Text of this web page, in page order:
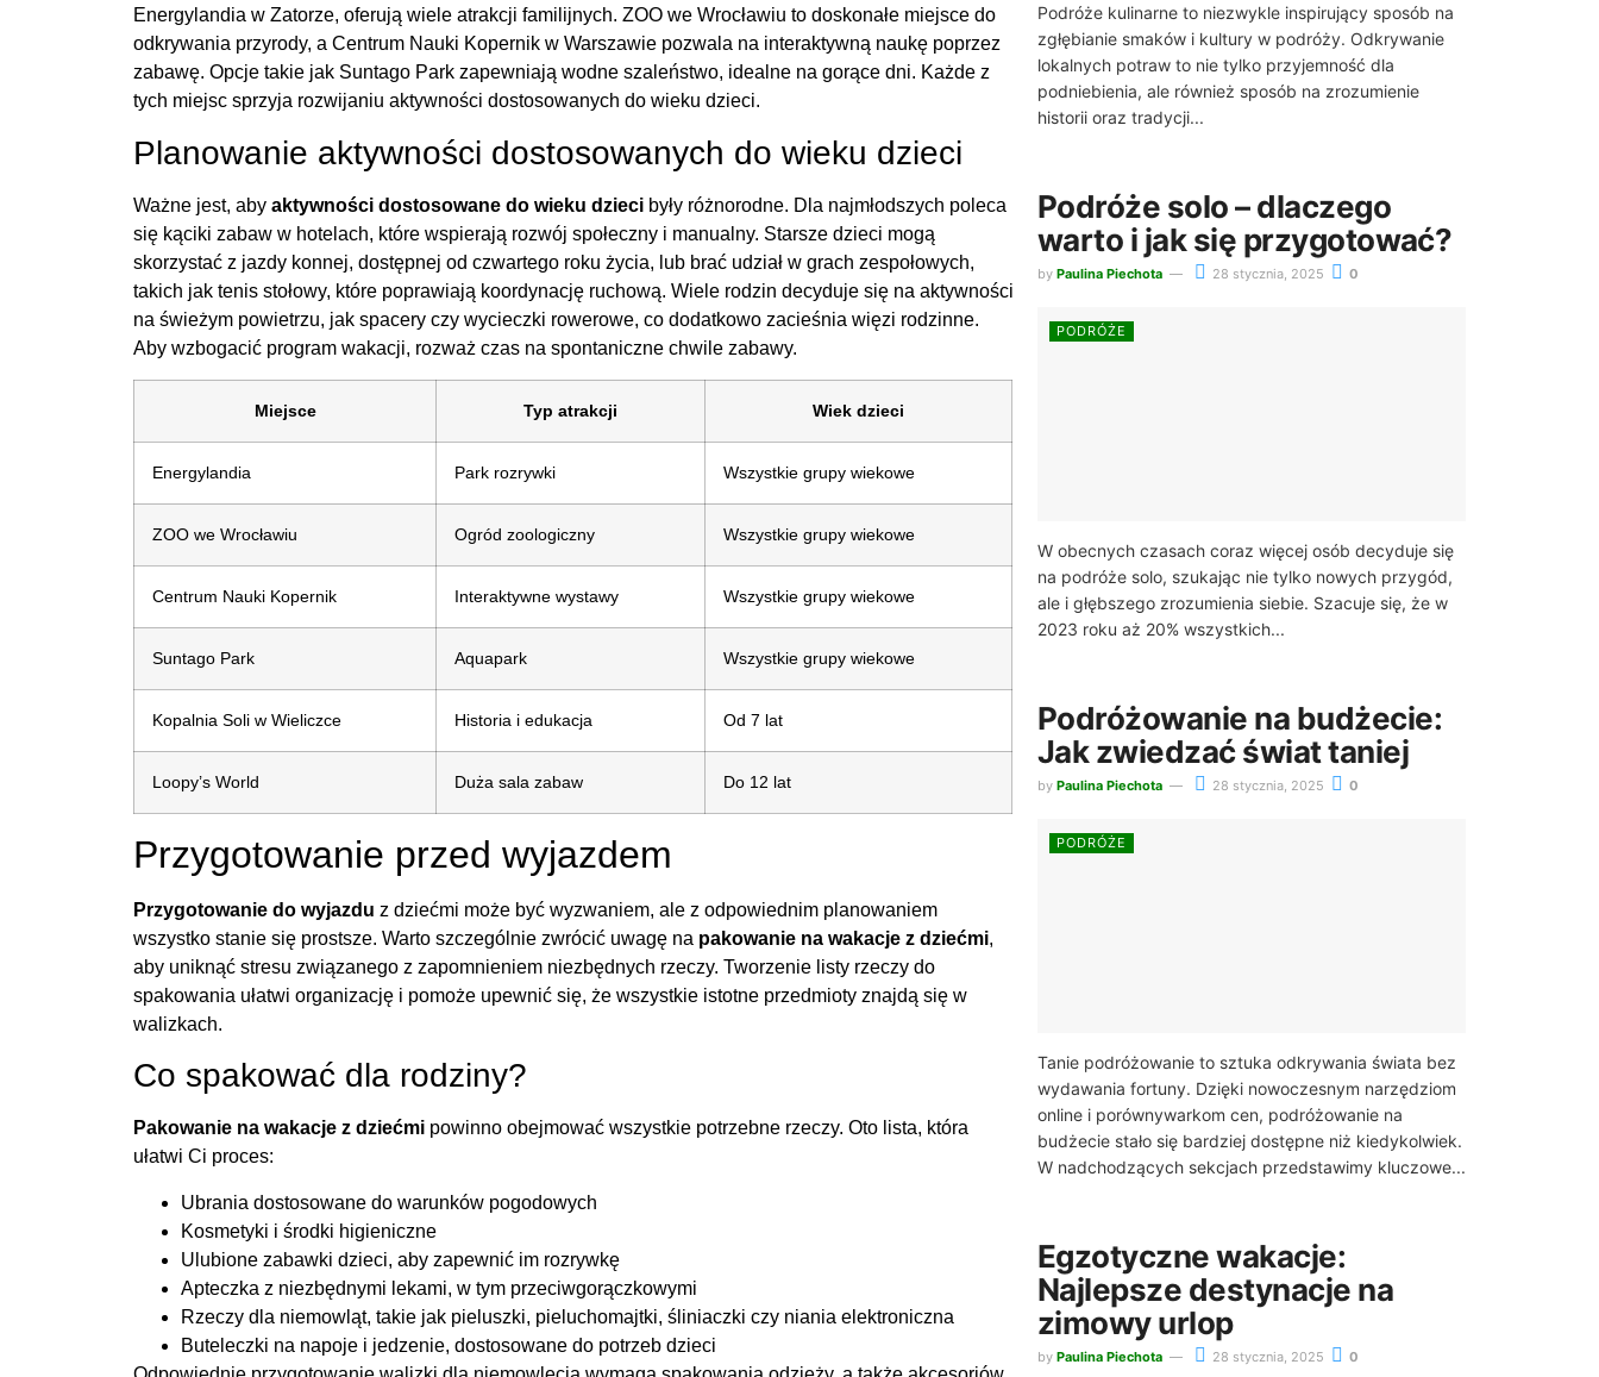
Energylandia w Zatorze, oferują wiele atrakcji familijnych. ZOO we Wrocławiu to doskonałe miejsce do
odkrywania przyrody, a Centrum Nauki Kopernik w Warszawie pozwala na interaktywną naukę poprzez
zabawę. Opcje takie jak Suntago Park zapewniają wodne szaleństwo, idealne na gorące dni. Każde z
tych miejsc sprzyja rozwijaniu aktywności dostosowanych do wieku dzieci.
Planowanie aktywności dostosowanych do wieku dzieci
Ważne jest, aby aktywności dostosowane do wieku dzieci były różnorodne. Dla najmłodszych poleca
się kąciki zabaw w hotelach, które wspierają rozwój społeczny i manualny. Starsze dzieci mogą
skorzystać z jazdy konnej, dostępnej od czwartego roku życia, lub brać udział w grach zespołowych,
takich jak tenis stołowy, które poprawiają koordynację ruchową. Wiele rodzin decyduje się na aktywności
na świeżym powietrzu, jak spacery czy wycieczki rowerowe, co dodatkowo zacieśnia więzi rodzinne.
Aby wzbogacić program wakacji, rozważ czas na spontaniczne chwile zabawy.
Miejsce Typ atrakcji Wiek dzieci
Energylandia Park rozrywki Wszystkie grupy wiekowe
ZOO we Wrocławiu Ogród zoologiczny Wszystkie grupy wiekowe
Centrum Nauki Kopernik Interaktywne wystawy Wszystkie grupy wiekowe
Suntago Park Aquapark Wszystkie grupy wiekowe
Kopalnia Soli w Wieliczce Historia i edukacja Od 7 lat
Loopy’s World Duża sala zabaw Do 12 lat
Przygotowanie przed wyjazdem
Przygotowanie do wyjazdu z dziećmi może być wyzwaniem, ale z odpowiednim planowaniem
wszystko stanie się prostsze. Warto szczególnie zwrócić uwagę na pakowanie na wakacje z dziećmi,
aby uniknąć stresu związanego z zapomnieniem niezbędnych rzeczy. Tworzenie listy rzeczy do
spakowania ułatwi organizację i pomoże upewnić się, że wszystkie istotne przedmioty znajdą się w
walizkach.
Co spakować dla rodziny?
Pakowanie na wakacje z dziećmi powinno obejmować wszystkie potrzebne rzeczy. Oto lista, która
ułatwi Ci proces:
Ubrania dostosowane do warunków pogodowych
Kosmetyki i środki higieniczne
Ulubione zabawki dzieci, aby zapewnić im rozrywkę
Apteczka z niezbędnymi lekami, w tym przeciwgorączkowymi
Rzeczy dla niemowląt, takie jak pieluszki, pieluchomajtki, śliniaczki czy niania elektroniczna
Buteleczki na napoje i jedzenie, dostosowane do potrzeb dzieci
Podróże kulinarne to niezwykle inspirujący sposób na
zgłębianie smaków i kultury w podróży. Odkrywanie
lokalnych potraw to nie tylko przyjemność dla
podniebienia, ale również sposób na zrozumienie
historii oraz tradycji...
Podróże solo – dlaczego
warto i jak się przygotować?
by Paulina Piechota 28 stycznia, 2025 0
PODRÓŻE
W obecnych czasach coraz więcej osób decyduje się
na podróże solo, szukając nie tylko nowych przygód,
ale i głębszego zrozumienia siebie. Szacuje się, że w
2023 roku aż 20% wszystkich...
Podróżowanie na budżecie:
Jak zwiedzać świat taniej
by Paulina Piechota 28 stycznia, 2025 0
PODRÓŻE
Tanie podróżowanie to sztuka odkrywania świata bez
wydawania fortuny. Dzięki nowoczesnym narzędziom
online i porównywarkom cen, podróżowanie na
budżecie stało się bardziej dostępne niż kiedykolwiek.
W nadchodzących sekcjach przedstawimy kluczowe...
Egzotyczne wakacje:
Najlepsze destynacje na
zimowy urlop
by Paulina Piechota 28 stycznia, 2025 0